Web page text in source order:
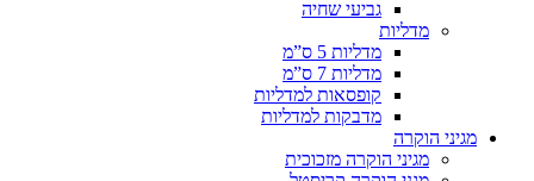
גביעי שחיה
מדליות
מדליות 5 ס”מ
מדליות 7 ס”מ
קופסאות למדליות
מדבקות למדליות
מגיני הוקרה
מגיני הוקרה מזכוכית